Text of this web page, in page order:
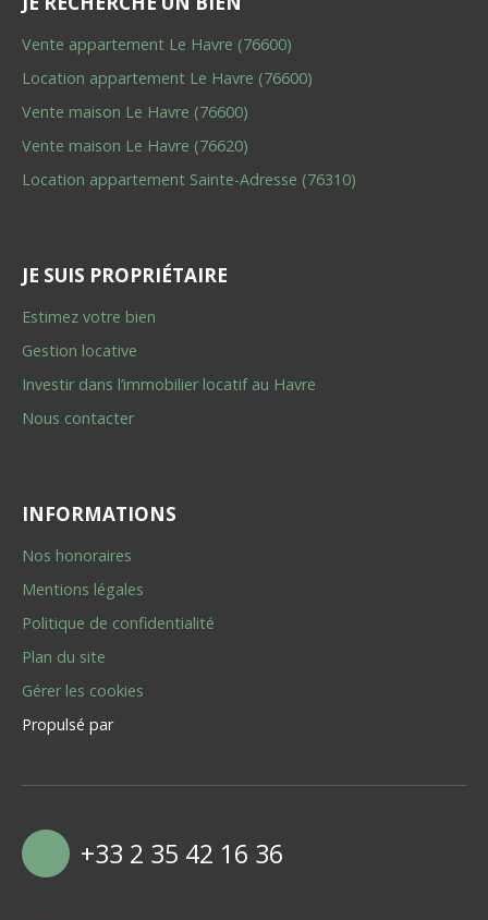
Vente appartement Le Havre (76600)
Location appartement Le Havre (76600)
Vente maison Le Havre (76600)
Vente maison Le Havre (76620)
Location appartement Sainte-Adresse (76310)
JE SUIS PROPRIÉTAIRE
Estimez votre bien
Gestion locative
Investir dans l’immobilier locatif au Havre
Nous contacter
INFORMATIONS
Nos honoraires
Mentions légales
Politique de confidentialité
Plan du site
Gérer les cookies
Propulsé par
+33 2 35 42 16 36